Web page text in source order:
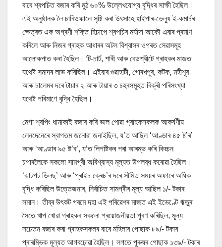
বাবে শ্বপচিত বজাৰ কৰি মুঠ ৬০% উল্লেখযোগ্য বৃদ্ধিৰ সাক্ষী হৈছিল।
এই অনুষ্ঠানক লৈ চাৰিওফালে সৃষ্টি কৰা উৎসাহে হাইপাৰ-ভেল্যু ই-কমাৰ্চৰ
ক্ষেত্ৰত এক অগ্ৰণী শক্তি হিচাপে শ্বপচিৰ মৰ্যাদা আকৌ এবাৰ প্ৰমাণ
কৰিলে আৰু নিজৰ গ্ৰাহক আধাৰৰ অটল বিশ্বাসৰ ওপৰত সেৱাসমূহ
আলোকপাত কৰা হৈছিল। টি-চাৰ্ট, শাৰী আৰু বেডশ্বীটে গ্ৰাহকৰ মাজত
যথেষ্ট সমাদৰ লাভ কৰিছিল। এইবাৰ গুৱাহাটী, গোৰখপুৰ, কটক, মহীশূৰ
আৰু চালেমৰ দৰে টায়াৰ ২ আৰু টায়াৰ ৩ চহৰসমূহত বিক্ৰী পৰিসংখ্যা
যথেষ্ট পৰিমাণে বৃদ্ধি হৈছিল।
মেগা শ্বপিং ধামাকাই বজাৰ কৰি ভাল পোৱা গ্ৰাহকসকলক আকৰ্ষণীয়
লেনদেনেৰে স্বাগতম জনোৱা জনাইছিল, য’ত আছিল ‘আণ্ডাৰ ৪৫ ষ্ট’ৰ’
আৰু ‘আণ্ডাৰ ৯৫ ষ্ট’ৰ’, য’ত লিপষ্টিকৰ পৰা আৰম্ভ কৰি কিচ্চন
চপাৰলৈকে সকলো সামগ্ৰী অবিশ্বাস্য মূল্যত উপলব্ধ কৰোৱা হৈছিল।
‘ঝাটপট ডিলছ’ আৰু ‘প্ৰাইচ ক্ৰেচ’ৰ দৰে সীমিত সময়ৰ অফাৰে অধিক
বৃদ্ধি কৰিছিল উত্তেজনাৰ, নিৰ্বাচিত সামগ্ৰীৰ মূল্য আছিল ১/- টকাৰ
সমান। তীব্ৰ উৎকট গৰমে দহা এই পৰিৱেশৰ মাজত এই ইভেণ্টে ঋতুৰ
সৈতে খাপ খোৱা গ্ৰাহকৰ সকলো প্ৰয়োজনীয়তা পূৰণ কৰিছিল, মূল্য
সচেতন বজাৰ কৰা গ্ৰাহকসকলৰ বাবে মহিলাৰ পোছাক ৮৯/- টকাৰ
প্ৰাৰম্ভিক মূল্যত আগবঢ়োৱা হৈছিল। লগতে পুৰুষৰ পোছাক ১৩৯/- টকাৰ